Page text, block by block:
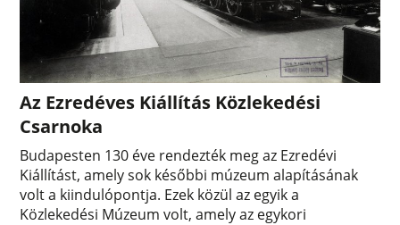
Az Ezredéves Kiállítás Közlekedési
Csarnoka
Budapesten 130 éve rendezték meg az Ezredévi
Kiállítást, amely sok későbbi múzeum alapításának
volt a kiindulópontja. Ezek közül az egyik a
Közlekedési Múzeum volt, amely az egykori